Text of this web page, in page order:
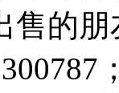
的朋